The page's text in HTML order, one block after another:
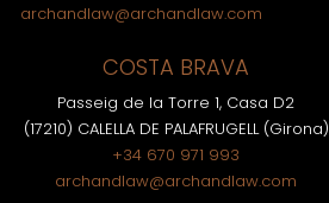
archandlaw@archandlaw.com
COSTA BRAVA
Passeig de la Torre 1, Casa D2
(17210) CALELLA DE PALAFRUGELL (Girona)
+34 670 971 993
archandlaw@archandlaw.com